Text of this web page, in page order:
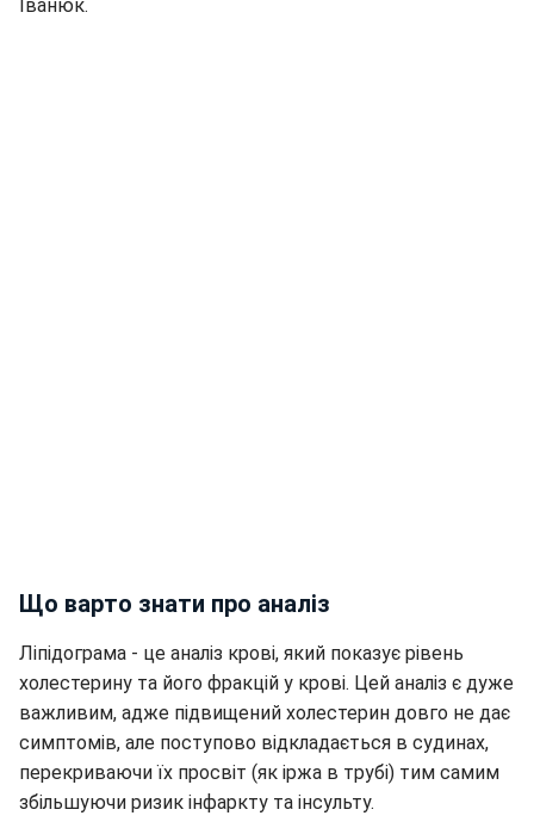
Іванюк.
Що варто знати про аналіз
Ліпідограма - це аналіз крові, який показує рівень
холестерину та його фракцій у крові. Цей аналіз є дуже
важливим, адже підвищений холестерин довго не дає
симптомів, але поступово відкладається в судинах,
перекриваючи їх просвіт (як іржа в трубі) тим самим
збільшуючи ризик інфаркту та інсульту.